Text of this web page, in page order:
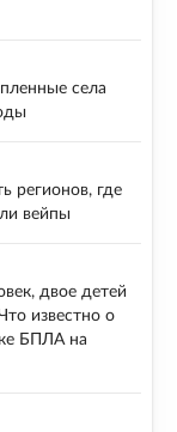
села
регионов, где
вейпы
двое детей
известно о
БПЛА на